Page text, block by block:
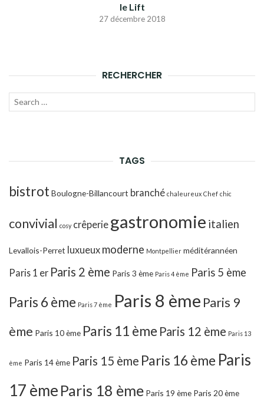
le Lift
27 décembre 2018
RECHERCHER
Recherche
TAGS
bistrot Boulogne-Billancourt branché chaleureux Chef chic
convivial cosy crêperie gastronomie italien
Levallois-Perret luxueux moderne Montpellier méditérannéen
Paris 1 er Paris 2 ème Paris 3 ème Paris 4 ème Paris 5 ème
Paris 6 ème Paris 7 ème Paris 8 ème Paris 9
ème Paris 10 ème Paris 11 ème Paris 12 ème Paris 13
ème Paris 14 ème Paris 15 ème Paris 16 ème Paris
17 ème Paris 18 ème Paris 19 ème Paris 20 ème